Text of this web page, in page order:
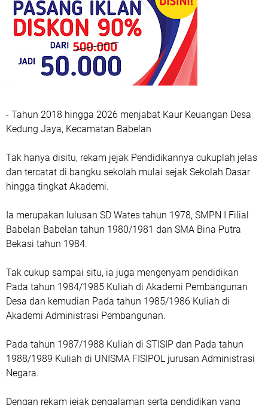
- Tahun 2018 hingga 2026 menjabat Kaur Keuangan Desa
Kedung Jaya, Kecamatan Babelan
Tak hanya disitu, rekam jejak Pendidikannya cukuplah jelas
dan tercatat di bangku sekolah mulai sejak Sekolah Dasar
hingga tingkat Akademi.
Ia merupakan lulusan SD Wates tahun 1978, SMPN I Filial
Babelan Babelan tahun 1980/1981 dan SMA Bina Putra
Bekasi tahun 1984.
Tak cukup sampai situ, ia juga mengenyam pendidikan
Pada tahun 1984/1985 Kuliah di Akademi Pembangunan
Desa dan kemudian Pada tahun 1985/1986 Kuliah di
Akademi Administrasi Pembangunan.
Pada tahun 1987/1988 Kuliah di STISIP dan Pada tahun
1988/1989 Kuliah di UNISMA FISIPOL jurusan Administrasi
Negara.
Dengan rekam jejak pengalaman serta pendidikan yang